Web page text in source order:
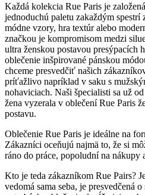
Každá kolekcia Rue Paris je
jednoduchú paletu zakaždým spestrí
módne vzory, hra textúr alebo
značkou je kompromisom medzi
ultra ženskou postavou presýpacích
oblečenie inšpirované pánskou
chceme presvedčiť našich
príťažlivo napríklad v saku s
nohaviciach. Naši špecialisti sa už
žena vyzerala v oblečení Rue Paris
postavu.
Oblečenie Rue Paris je ideálne na
Zákazníci oceňujú najmä to, že si
ráno do práce, popoludní na nákupy
Kto je teda zákazníkom Rue Pairs?
vedomá sama seba, je presvedčená